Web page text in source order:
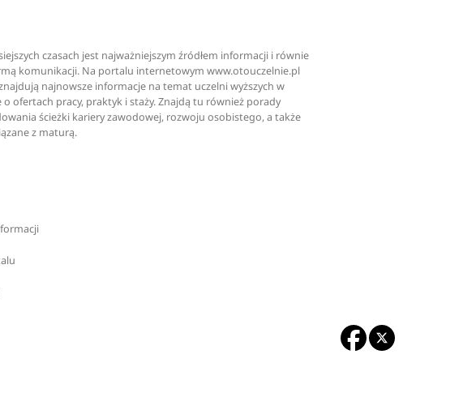
czasach jest najważniejszym źródłem informacji i równie
komunikacji. Na portalu internetowym www.otouczelnie.pl
najnowsze informacje na temat uczelni wyższych w
o ofertach pracy, praktyk i staży. Znajdą tu również porady
ścieżki kariery zawodowej, rozwoju osobistego, a także
z maturą.